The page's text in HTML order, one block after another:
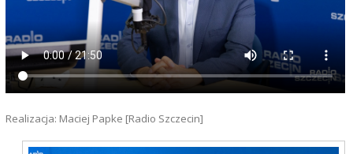
Realizacja: Maciej Papke [Radio Szczecin]